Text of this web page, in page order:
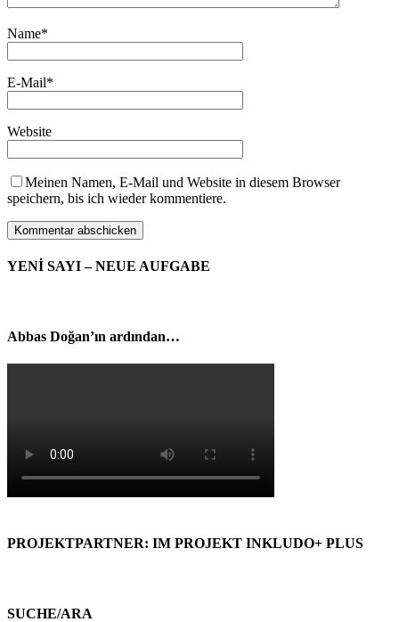
Name*
E-Mail*
Website
Meinen Namen, E-Mail und Website in diesem Browser
speichern, bis ich wieder kommentiere.
YENİ SAYI – NEUE AUFGABE
Abbas Doğan’ın ardından…
PROJEKTPARTNER: IM PROJEKT INKLUDO+ PLUS
SUCHE/ARA